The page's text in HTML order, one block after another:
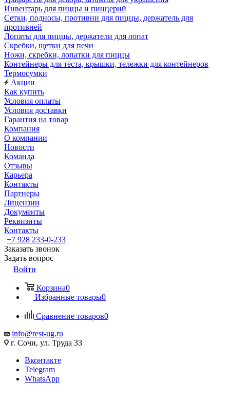
Инвентарь для пиццы и пиццерий
Сетки, подносы, противни для пиццы, держатель для
противней
Лопаты для пиццы, держатели для лопат
Скребки, щетки для печи
Ножи, скребки, лопатки для пиццы
Контейнеры для теста, крышки, тележки для контейнеров
Термосумки
Акции
Как купить
Условия оплаты
Условия доставки
Гарантия на товар
Компания
О компании
Новости
Команда
Отзывы
Карьера
Контакты
Партнеры
Лицензии
Документы
Реквизиты
Контакты
+7 928 233-0-233
Заказать звонок
Задать вопрос
Войти
Корзина0
Избранные товары0
Сравнение товаров0
info@rest-ug.ru
г. Сочи, ул. Труда 33
Вконтакте
Telegram
WhatsApp